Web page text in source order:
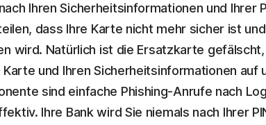
Ihren Sicherheitsinformationen und Ihrer
dass Ihre Karte nicht mehr sicher ist
wird. Natürlich ist die Ersatzkarte
und Ihren Sicherheitsinformationen auf
sind einfache Phishing-Anrufe nach
Ihre Bank wird Sie niemals nach Ihrer